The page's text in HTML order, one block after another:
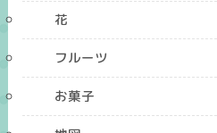
花
フルーツ
お菓子